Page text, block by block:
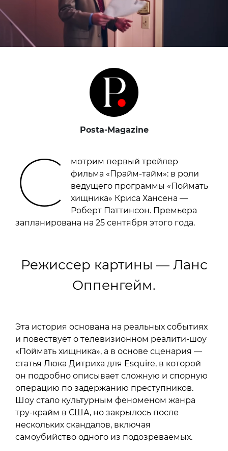
Posta-Magazine
С
мотрим первый трейлер
фильма «Прайм-тайм»: в роли
ведущего программы «Поймать
хищника» Криса Хансена —
Роберт Паттинсон. Премьера
запланирована на 25 сентября этого года.
Режиссер картины — Ланс
Оппенгейм.
Эта история основана на реальных событиях
и повествует о телевизионном реалити-шоу
«Поймать хищника», а в основе сценария —
статья Люка Дитриха для Esquire, в которой
он подробно описывает сложную и спорную
операцию по задержанию преступников.
Шоу стало культурным феноменом жанра
тру-крайм в США, но закрылось после
нескольких скандалов, включая
самоубийство одного из подозреваемых.